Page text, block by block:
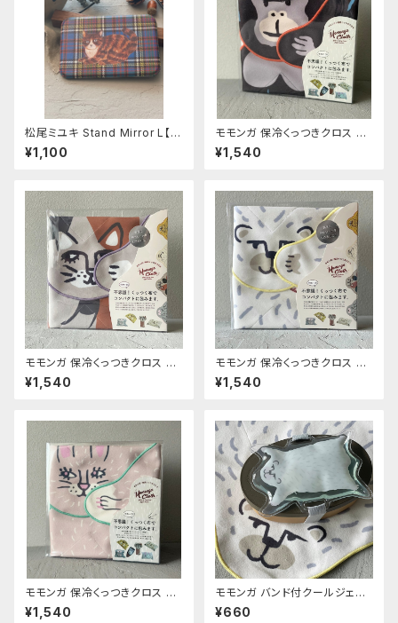
松尾ミユキ Stand Mirror L【M
aron】
¥1,100
モモンガ 保冷くっつきクロス ゴ
リ
¥1,540
モモンガ 保冷くっつきクロス ミ
ケ
¥1,540
モモンガ 保冷くっつきクロス シ
ロクマ
¥1,540
モモンガ 保冷くっつきクロス ウ
サ
¥1,540
モモンガ バンド付クールジェル
シロクマ
¥660